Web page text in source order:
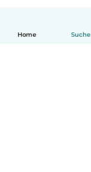
Home Suche